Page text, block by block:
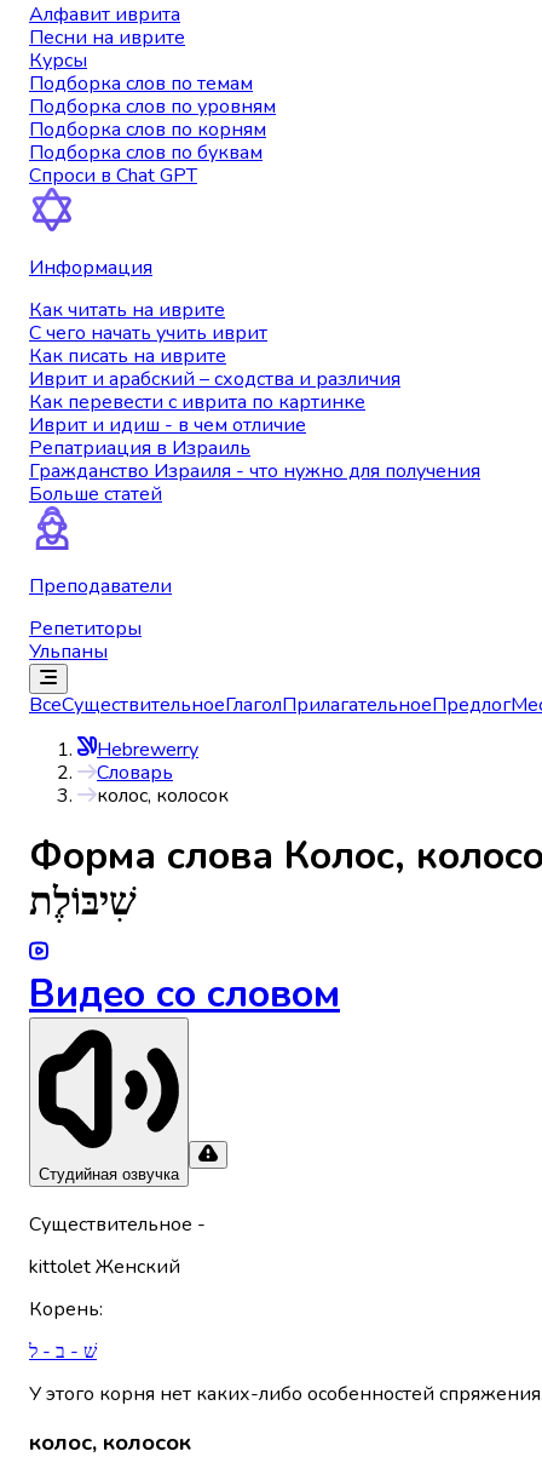
Алфавит иврита
Песни на иврите
Курсы
Подборка слов по темам
Подборка слов по уровням
Подборка слов по корням
Подборка слов по буквам
Спроси в Chat GPT
Информация
Как читать на иврите
С чего начать учить иврит
Как писать на иврите
Иврит и арабский – сходства и различия
Как перевести с иврита по картинке
Иврит и идиш - в чем отличие
Репатриация в Израиль
Гражданство Израиля - что нужно для получения
Больше статей
Преподаватели
Репетиторы
Ульпаны
ВсеСуществительноеГлаголПрилагательноеПредлог
Hebrewerry
Словарь
колос, колосок
Форма слова Колос,
שִׁיבּוֹלֶת
Видео со словом
Студийная озвучка
Существительное -
kittoletЖенский
Корень:
שׁ - ב - ל
У этого корня нет каких-либо особенностей
колос, колосок